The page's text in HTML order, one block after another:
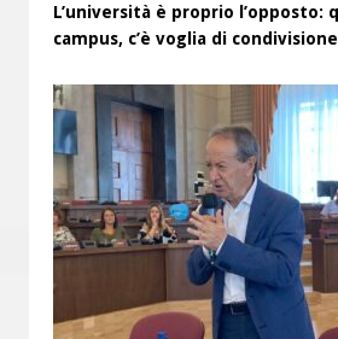
L’università è proprio l’opposto:
campus, c’è voglia di